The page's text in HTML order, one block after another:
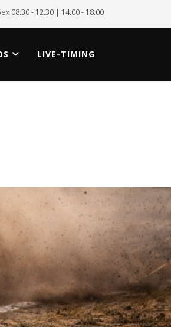
08:30 - 12:30 | 14:00 - 18:00
LIVE-TIMING